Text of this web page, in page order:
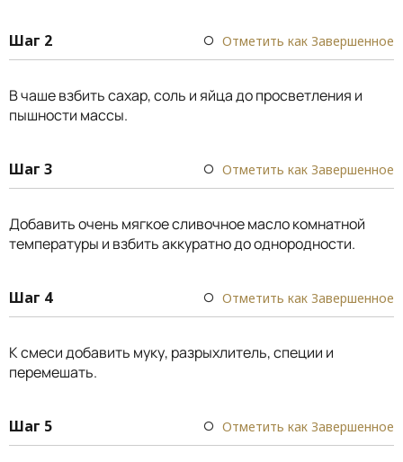
Шаг 2 Отметить как Завершенное
В чаше взбить сахар, соль и яйца до просветления и
пышности массы.
Шаг 3 Отметить как Завершенное
Добавить очень мягкое сливочное масло комнатной
температуры и взбить аккуратно до однородности.
Шаг 4 Отметить как Завершенное
К смеси добавить муку, разрыхлитель, специи и
перемешать.
Шаг 5 Отметить как Завершенное